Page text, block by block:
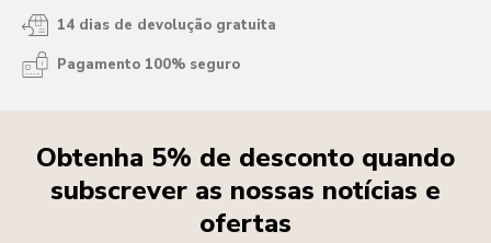
14 dias de devolução gratuita
Pagamento 100% seguro
Obtenha 5% de desconto quando
subscrever as nossas notícias e
ofertas